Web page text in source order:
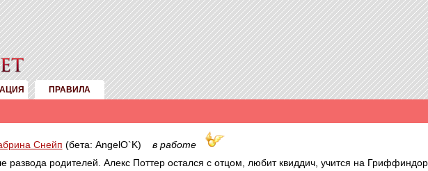
ПРАВИЛА
Снейп (бета: AngelO`K) в работе
развода родителей. Алекс Поттер остался с отцом, любит квиддич, учится на